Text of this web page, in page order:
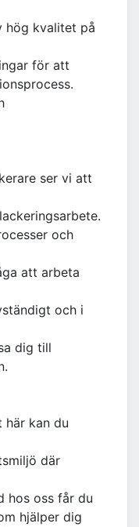
hög kvalitet på
för att
ser vi att
och
att arbeta
och i
dig till
här kan du
där
hos oss får du
hjälper dig